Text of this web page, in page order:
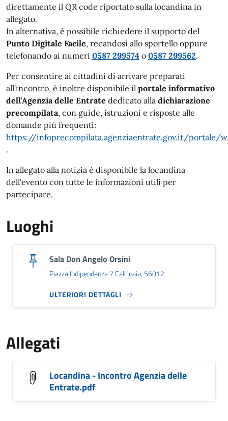
direttamente il QR code riportato sulla locandina in
allegato.
In alternativa, è possibile richiedere il supporto del
Punto Digitale Facile, recandosi allo sportello oppure
telefonando ai numeri 0587 299574 o 0587 299562.
Per consentire ai cittadini di arrivare preparati
all'incontro, è inoltre disponibile il portale informativo
dell'Agenzia delle Entrate dedicato alla dichiarazione
precompilata, con guide, istruzioni e risposte alle
domande più frequenti:
https://infoprecompilata.agenziaentrate.gov.it/portale/
.
In allegato alla notizia è disponibile la locandina
dell'evento con tutte le informazioni utili per
partecipare.
Luoghi
Sala Don Angelo Orsini
Piazza Indipendenza 7 Calcinaia, 56012
ULTERIORI DETTAGLI
Allegati
Locandina - Incontro Agenzia delle
Entrate.pdf